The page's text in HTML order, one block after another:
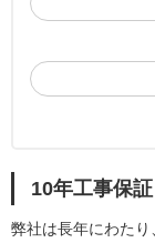
10年工事保証
弊社は長年にわた